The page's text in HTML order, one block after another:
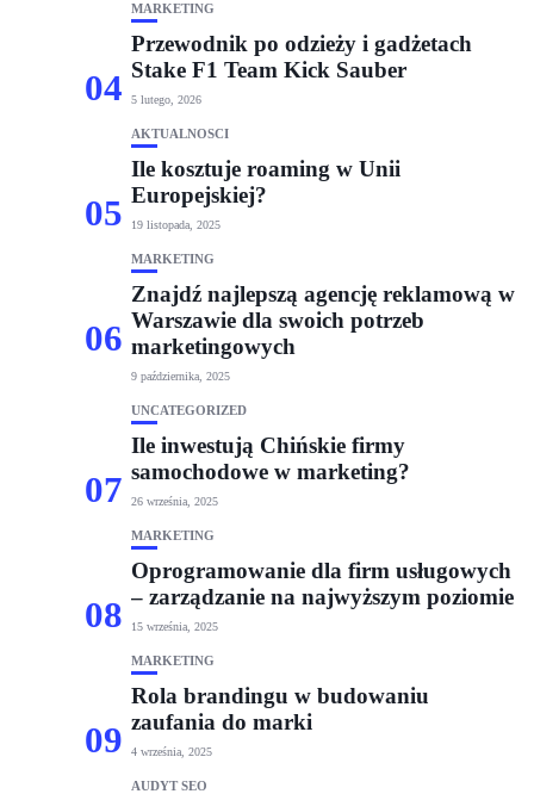
04
MARKETING
Przewodnik po odzieży i gadżetach
Stake F1 Team Kick Sauber
5 lutego, 2026
05
AKTUALNOŚCI
Ile kosztuje roaming w Unii
Europejskiej?
19 listopada, 2025
06
MARKETING
Znajdź najlepszą agencję reklamową w
Warszawie dla swoich potrzeb
marketingowych
9 października, 2025
07
UNCATEGORIZED
Ile inwestują Chińskie firmy
samochodowe w marketing?
26 września, 2025
08
MARKETING
Oprogramowanie dla firm usługowych
– zarządzanie na najwyższym poziomie
15 września, 2025
09
MARKETING
Rola brandingu w budowaniu
zaufania do marki
4 września, 2025
AUDYT SEO